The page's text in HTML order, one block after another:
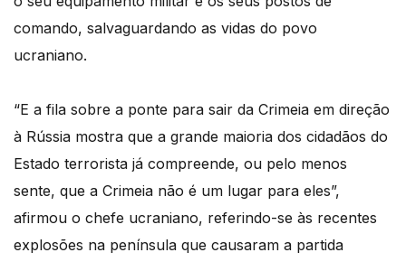
comando, salvaguardando as vidas do povo
ucraniano.
“E a fila sobre a ponte para sair da Crimeia em direção
à Rússia mostra que a grande maioria dos cidadãos do
Estado terrorista já compreende, ou pelo menos
sente, que a Crimeia não é um lugar para eles”,
afirmou o chefe ucraniano, referindo-se às recentes
explosões na península que causaram a partida